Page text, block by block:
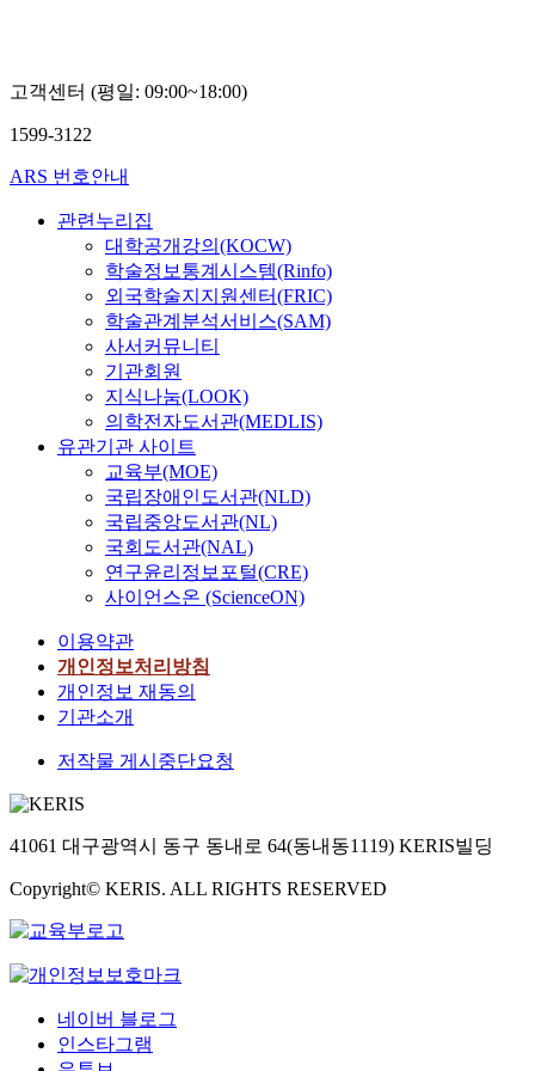
고객센터 (평일: 09:00~18:00)
1599-3122
ARS 번호안내
관련누리집
대학공개강의(KOCW)
학술정보통계시스템(Rinfo)
외국학술지지원센터(FRIC)
학술관계분석서비스(SAM)
사서커뮤니티
기관회원
지식나눔(LOOK)
의학전자도서관(MEDLIS)
유관기관 사이트
교육부(MOE)
국립장애인도서관(NLD)
국립중앙도서관(NL)
국회도서관(NAL)
연구윤리정보포털(CRE)
사이언스온 (ScienceON)
이용약관
개인정보처리방침
개인정보 재동의
기관소개
저작물 게시중단요청
41061 대구광역시 동구 동내로 64(동내동1119) KERIS빌딩
Copyright© KERIS. ALL RIGHTS RESERVED
네이버 블로그
인스타그램